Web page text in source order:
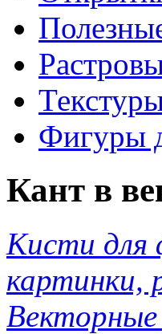
Фигуры
Кант в
Кисти для
картинки,
Векторные